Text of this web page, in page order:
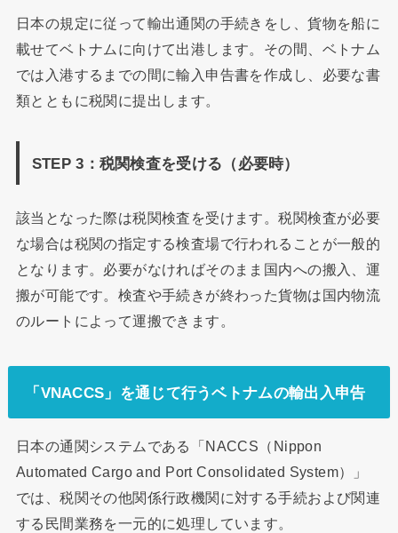
日本の規定に従って輸出通関の手続きをし、貨物を船に
載せてベトナムに向けて出港します。その間、ベトナム
では入港するまでの間に輸入申告書を作成し、必要な書
類とともに税関に提出します。
STEP 3：税関検査を受ける（必要時）
該当となった際は税関検査を受けます。税関検査が必要
な場合は税関の指定する検査場で行われることが一般的
となります。必要がなければそのまま国内への搬入、運
搬が可能です。検査や手続きが終わった貨物は国内物流
のルートによって運搬できます。
「VNACCS」を通じて行うベトナムの輸出入申告
日本の通関システムである「NACCS（Nippon
Automated Cargo and Port Consolidated System）」
では、税関その他関係行政機関に対する手続および関連
する民間業務を一元的に処理しています。